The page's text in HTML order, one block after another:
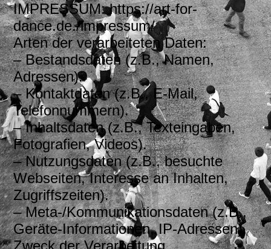
IMPRESSUM: https://art-for-
dance.de./impressum/
Arten der verarbeiteten Daten:
– Bestandsdaten (z.B., Namen,
Adressen).
– Kontaktdaten (z.B., E-Mail,
Telefonnummern).
– Inhaltsdaten (z.B., Texteingaben,
Fotografien, Videos).
– Nutzungsdaten (z.B., besuchte
Webseiten, Interesse an Inhalten,
Zugriffszeiten).
– Meta-/Kommunikationsdaten (z.B.,
Geräte-Informationen, IP-Adressen).